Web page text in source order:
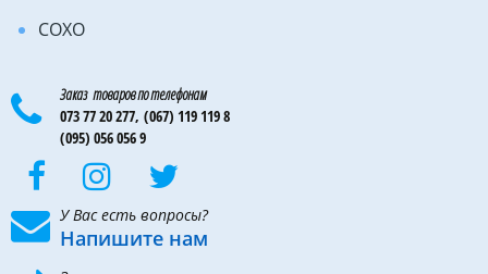
COXO
Заказ товаров по телефонам
073 77 20 277, (067) 119 119 8
(095) 056 056 9
У Вас есть вопросы?
Напишите нам